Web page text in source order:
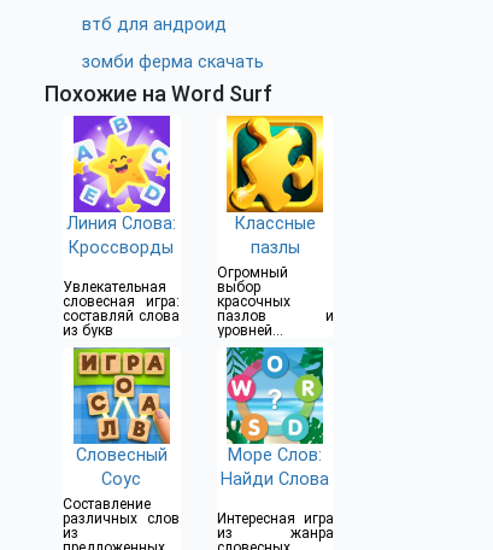
втб для андроид
зомби ферма скачать
Похожие на Word Surf
Линия Слова:
Кроссворды
Увлекательная
словесная игра:
составляй слова
из букв
Классные
пазлы
Огромный
выбор
красочных
пазлов и
уровней
сложности
Словесный
Соус
Составление
различных слов
из
Море Слов:
Найди Слова
Интересная игра
из жанра